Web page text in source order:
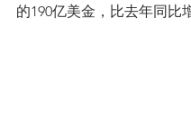
的190亿美金，比去年同比